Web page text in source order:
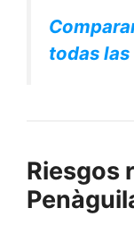
todas
Riesgos